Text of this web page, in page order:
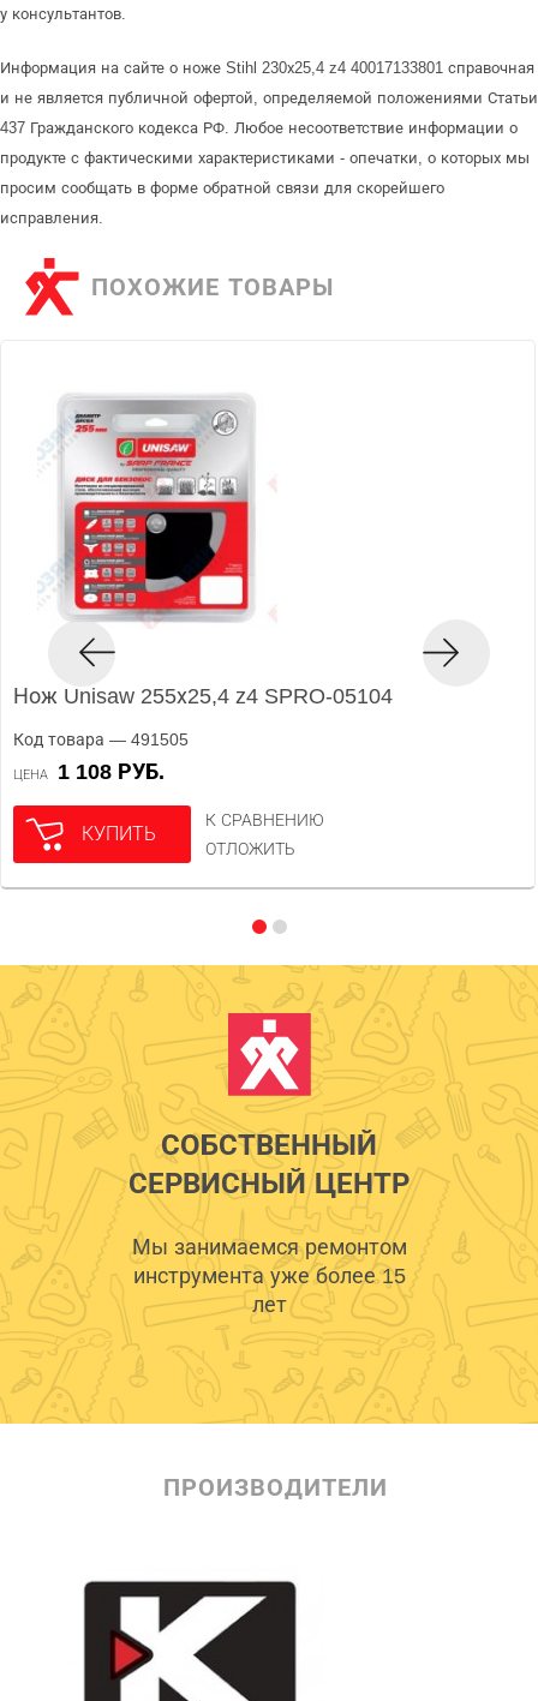
у консультантов.
Информация на сайте о ноже Stihl 230х25,4 z4 40017133801 справочная
и не является публичной офертой, определяемой положениями Статьи
437 Гражданского кодекса РФ. Любое несоответствие информации о
продукте с фактическими характеристиками - опечатки, о которых мы
просим сообщать в форме обратной связи для скорейшего
исправления.
ПОХОЖИЕ ТОВАРЫ
Нож Unisaw 255х25,4 z4 SPRO-05104
Код товара — 491505
ЦЕНА 1 108 РУБ.
КУПИТЬ
К СРАВНЕНИЮ
ОТЛОЖИТЬ
СОБСТВЕННЫЙ
СЕРВИСНЫЙ ЦЕНТР
Мы занимаемся ремонтом
инструмента уже более 15
лет
ПРОИЗВОДИТЕЛИ